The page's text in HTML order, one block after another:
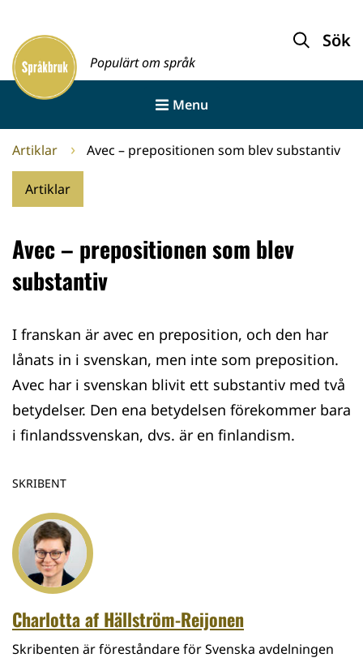
innehållet
Framsida
Populärt om språk
Sök
Menu
Artiklar Avec – prepositionen som blev substantiv
Artiklar
Avec – prepositionen som blev
substantiv
I franskan är avec en preposition, och den har
lånats in i svenskan, men inte som preposition.
Avec har i svenskan blivit ett substantiv med två
betydelser. Den ena betydelsen förekommer bara
i finlandssvenskan, dvs. är en finlandism.
SKRIBENT
Charlotta af Hällström-Reijonen
Skribenten är föreståndare för Svenska avdelningen